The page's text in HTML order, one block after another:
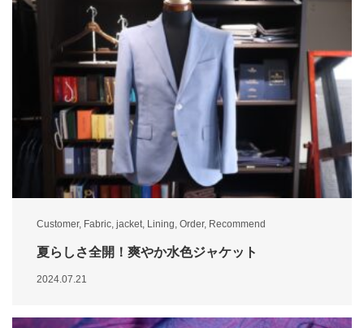
Customer, Fabric jacket Lining Order, Recommend
夏らしさ全開！爽やか水色ジャケット
2024.07.21